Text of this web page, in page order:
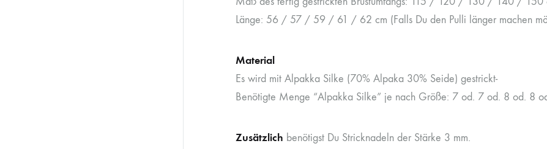
Länge: 56 / 57 / 59 / 61 / 62 cm (Falls Du den Pulli länger machen
Material
Es wird mit Alpakka Silke (70% Alpaka 30% Seide) gestrickt-
Benötigte Menge “Alpakka Silke” je nach Größe: 7 od. 7 od. 8 od. 8
Zusätzlich benötigst Du Stricknadeln der Stärke 3 mm.